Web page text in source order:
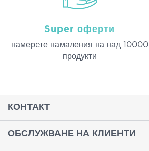
Super оферти
намерeте намаления на над 10000
продукти
КОНТАКТ
ОБСЛУЖВАНЕ НА КЛИЕНТИ